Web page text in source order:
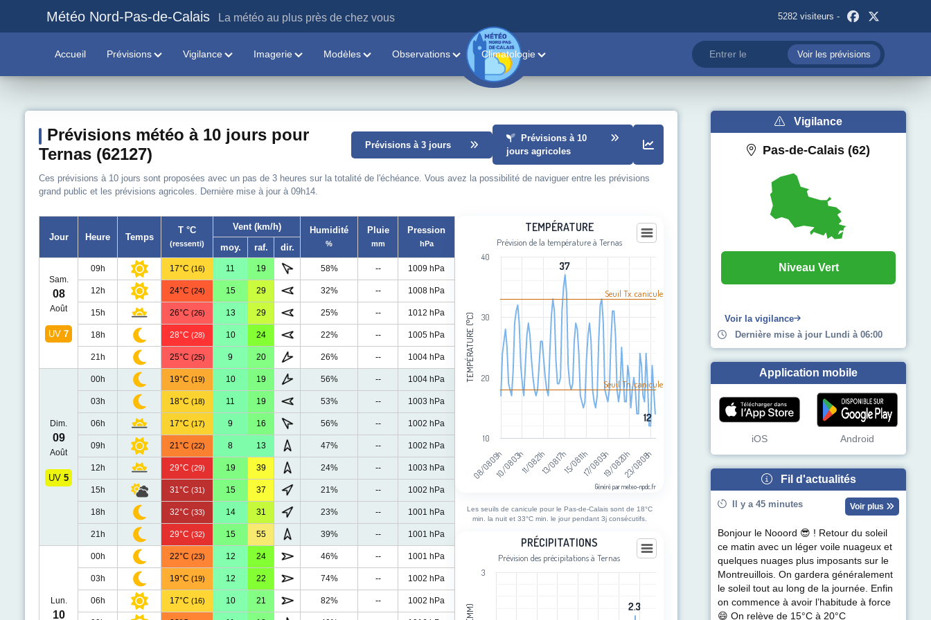
Météo Nord-Pas-de-Calais La météo au plus près de chez vous 5282 visiteurs -
Accueil Prévisions Vigilance Imagerie Modèles Observations Climatologie Voir les prévisions
Prévisions météo à 10 jours pour
Ternas (62127)
Prévisions à 3 jours
Prévisions à 10
jours agricoles
Ces prévisions à 10 jours sont proposées avec un pas de 3 heures sur la totalité de l'échéance. Vous avez la possibilité de naviguer entre les prévisions
grand public et les prévisions agricoles. Dernière mise à jour à 09h14.
Jour Heure Temps
T °C
(ressenti)
Vent (km/h) Humidité
%
Pluie
mm
Pression
hPa
moy. raf. dir.
Sam.
08
Août
UV 7
09h 17°C (16) 11 19 58% -- 1009 hPa
12h 24°C (24) 15 29 32% -- 1008 hPa
15h 26°C (26) 13 29 25% -- 1012 hPa
18h 28°C (28) 10 24 22% -- 1005 hPa
21h 25°C (25) 9 20 26% -- 1004 hPa
Dim.
09
Août
UV 5
00h 19°C (19) 10 19 56% -- 1004 hPa
03h 18°C (18) 11 19 53% -- 1003 hPa
06h 17°C (17) 9 16 56% -- 1002 hPa
09h 21°C (22) 8 13 47% -- 1002 hPa
12h 29°C (29) 19 39 24% -- 1003 hPa
15h 31°C (31) 15 37 21% -- 1002 hPa
18h 32°C (33) 14 31 23% -- 1001 hPa
21h 29°C (32) 15 55 39% -- 1001 hPa
Lun.
10
00h 22°C (23) 12 24 46% -- 1001 hPa
03h 19°C (19) 12 22 74% -- 1002 hPa
06h 17°C (16) 10 21 82% -- 1002 hPa
Line chart with 102 data points.
Prévision de la température à Ternas
View as data table, Température
The chart has 1 X axis displaying categories.
The chart has 1 Y axis displaying Température (°C). Data ranges from 12 to 37.
TEMPÉRATURE (°C)
TEMPÉRATURE
Prévision de la température à Ternas
37
37
12
12
08/08 09h10/08 03h11/08 21h13/08 17h15/08 11h17/08 05h19/08 20h23/08 08h
10
20
30
40
Généré par meteo-npdc.fr
Seuil Tx. canicule
Seuil Tn. canicule
Les seuils de canicule pour le Pas-de-Calais sont de 18°C
min. la nuit et 33°C min. le jour pendant 3j consécutifs.
Bar chart with 102 bars.
Prévision des précipitations à Ternas
The chart has 1 X axis displaying categories.
PRÉCIPITATIONS
Prévision des précipitations à Ternas
2.3
2.3
3
Vigilance
Pas-de-Calais (62)
Niveau Vert
Voir la vigilance
Dernière mise à jour Lundi à 06:00
Application mobile
iOS Android
Fil d'actualités
Il y a 45 minutes Voir plus
Bonjour le Nooord 😎 ! Retour du soleil
ce matin avec un léger voile nuageux et
quelques nuages plus imposants sur le
Montreuillois. On gardera généralement
le soleil tout au long de la journée. Enfin
on commence à avoir l’habitude à force
😄 On relève de 15°C à 20°C